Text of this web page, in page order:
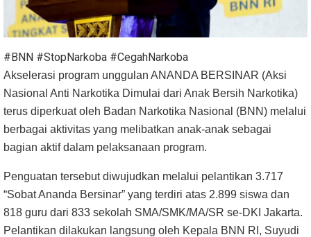
#BNN #StopNarkoba #CegahNarkoba
Akselerasi program unggulan ANANDA BERSINAR (Aksi
Nasional Anti Narkotika Dimulai dari Anak Bersih Narkotika)
terus diperkuat oleh Badan Narkotika Nasional (BNN) melalui
berbagai aktivitas yang melibatkan anak-anak sebagai
bagian aktif dalam pelaksanaan program.
Penguatan tersebut diwujudkan melalui pelantikan 3.717
“Sobat Ananda Bersinar” yang terdiri atas 2.899 siswa dan
818 guru dari 833 sekolah SMA/SMK/MA/SR se-DKI Jakarta.
Pelantikan dilakukan langsung oleh Kepala BNN RI, Suyudi